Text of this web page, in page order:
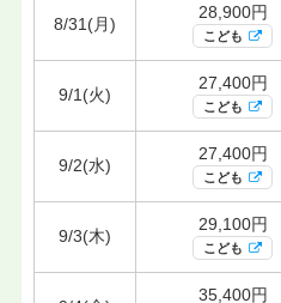
8/31(月)
28,900円
こども
9/1(火)
27,400円
こども
9/2(水)
27,400円
こども
9/3(木)
29,100円
こども
35,400円